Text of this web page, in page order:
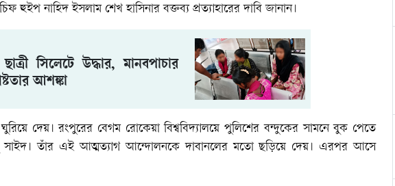
হুইপ নাহিদ ইসলাম শেখ হাসিনার বক্তব্য প্রত্যাহারের দাবি জানান।
সিলেটে উদ্ধার, মানবপাচার
আশঙ্কা
দেয়। রংপুরের বেগম রোকেয়া বিশ্ববিদ্যালয়ে পুলিশের বন্দুকের সামনে বুক পেতে
তাঁর এই আত্মত্যাগ আন্দোলনকে দাবানলের মতো ছড়িয়ে দেয়। এরপর আসে